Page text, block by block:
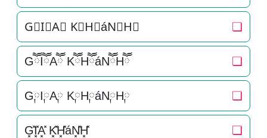
G⃒I⃒A⃒ K⃒H⃒áN⃒H⃒ ❏
GཽIཽAཽ KཽHཽáNཽHཽ ❏
G༙I༙A༙ K༙H༙áN༙H༙ ❏
G͓̽I͓̽A͓̽ K͓̽H͓̽áN͓̽H͓̽ ❏